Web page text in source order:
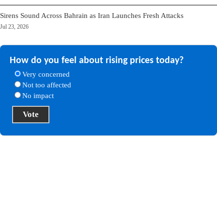
Sirens Sound Across Bahrain as Iran Launches Fresh Attacks
Jul 23, 2026
How do you feel about rising prices today?
Very concerned
Not too affected
No impact